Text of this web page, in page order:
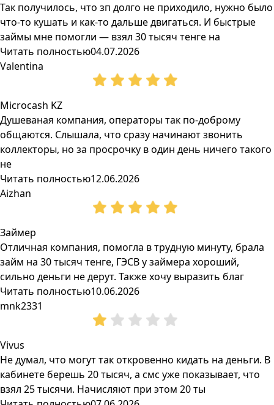
Так получилось, что зп долго не приходило, нужно было
что-то кушать и как-то дальше двигаться. И быстрые
займы мне помогли — взял 30 тысяч тенге на
Читать полностью04.07.2026
Valentina
Microcash KZ
Душеваная компания, операторы так по-доброму
общаются. Слышала, что сразу начинают звонить
коллекторы, но за просрочку в один день ничего такого
не
Читать полностью12.06.2026
Aizhan
Займер
Отличная компания, помогла в трудную минуту, брала
займ на 30 тысяч тенге, ГЭСВ у займера хороший,
сильно деньги не дерут. Также хочу выразить благ
Читать полностью10.06.2026
mnk2331
Vivus
Не думал, что могут так откровенно кидать на деньги. В
кабинете берешь 20 тысяч, а смс уже показывает, что
взял 25 тысячи. Начисляют при этом 20 ты